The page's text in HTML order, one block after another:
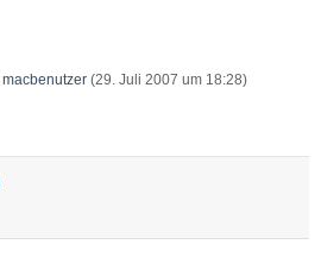
macbenutzer (29. Juli 2007 um 18:28)